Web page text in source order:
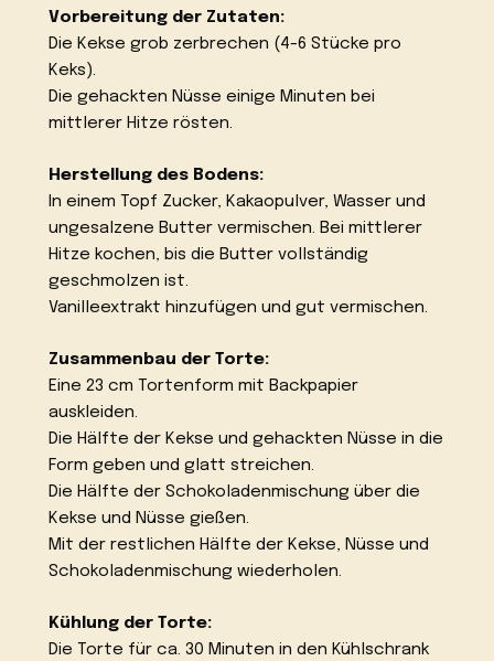
Vorbereitung der Zutaten:
Die Kekse grob zerbrechen (4-6 Stücke pro
Keks).
Die gehackten Nüsse einige Minuten bei
mittlerer Hitze rösten.
Herstellung des Bodens:
In einem Topf Zucker, Kakaopulver, Wasser und
ungesalzene Butter vermischen. Bei mittlerer
Hitze kochen, bis die Butter vollständig
geschmolzen ist.
Vanilleextrakt hinzufügen und gut vermischen.
Zusammenbau der Torte:
Eine 23 cm Tortenform mit Backpapier
auskleiden.
Die Hälfte der Kekse und gehackten Nüsse in die
Form geben und glatt streichen.
Die Hälfte der Schokoladenmischung über die
Kekse und Nüsse gießen.
Mit der restlichen Hälfte der Kekse, Nüsse und
Schokoladenmischung wiederholen.
Kühlung der Torte:
Die Torte für ca. 30 Minuten in den Kühlschrank